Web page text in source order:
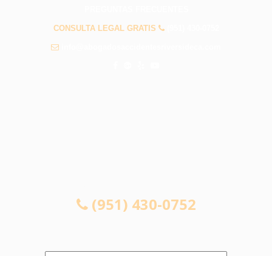
CONSULTA LEGAL GRATIS
(951) 430-0752